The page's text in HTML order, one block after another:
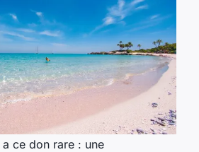
ce don rare : une